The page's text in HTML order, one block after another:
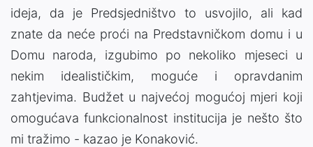
ideja, da je Predsjedništvo to usvojilo, ali kad
znate da neće proći na Predstavničkom domu i u
Domu naroda, izgubimo po nekoliko mjeseci u
nekim idealističkim, moguće i opravdanim
zahtjevima. Budžet u najvećoj mogućoj mjeri koji
omogućava funkcionalnost institucija je nešto što
mi tražimo - kazao je Konaković.